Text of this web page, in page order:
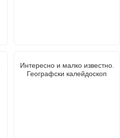
Интересно и малко известно.
Географски калейдоскоп